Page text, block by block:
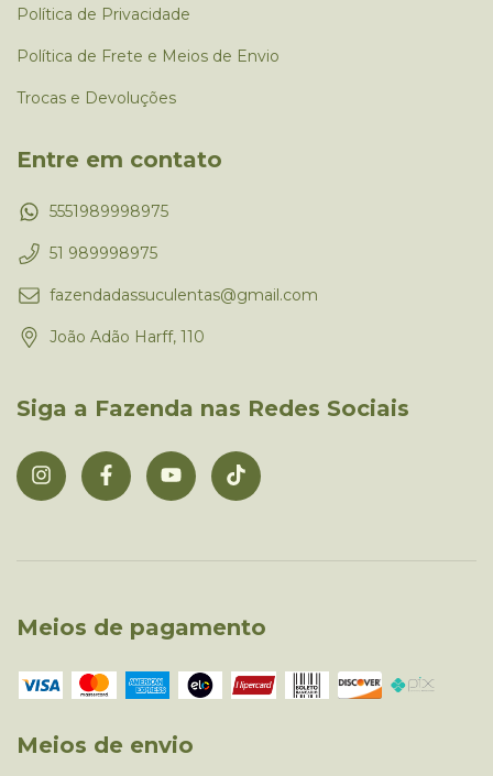
Política de Privacidade
Política de Frete e Meios de Envio
Trocas e Devoluções
Entre em contato
5551989998975
51 989998975
fazendadassuculentas@gmail.com
João Adão Harff, 110
Siga a Fazenda nas Redes Sociais
Meios de pagamento
Meios de envio